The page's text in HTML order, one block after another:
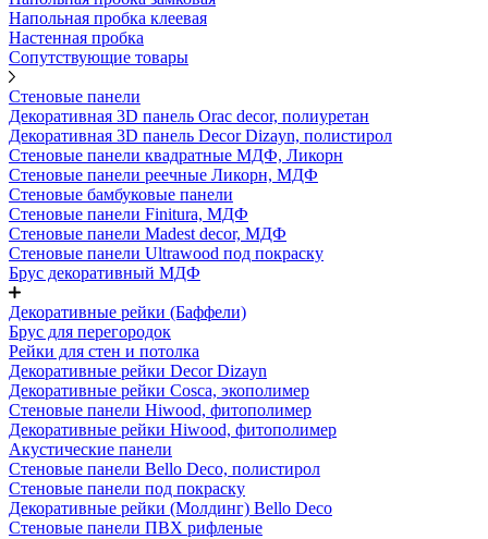
Напольная пробка клеевая
Настенная пробка
Сопутствующие товары
Стеновые панели
Декоративная 3D панель Orac decor, полиуретан
Декоративная 3D панель Decor Dizayn, полистирол
Стеновые панели квадратные МДФ, Ликорн
Стеновые панели реечные Ликорн, МДФ
Стеновые бамбуковые панели
Стеновые панели Finitura, МДФ
Стеновые панели Madest decor, МДФ
Стеновые панели Ultrawood под покраску
Брус декоративный МДФ
Декоративные рейки (Баффели)
Брус для перегородок
Рейки для стен и потолка
Декоративные рейки Decor Dizayn
Декоративные рейки Cosca, экополимер
Стеновые панели Hiwood, фитополимер
Декоративные рейки Hiwood, фитополимер
Акустические панели
Стеновые панели Bello Deco, полистирол
Стеновые панели под покраску
Декоративные рейки (Молдинг) Bello Deco
Стеновые панели ПВХ рифленые